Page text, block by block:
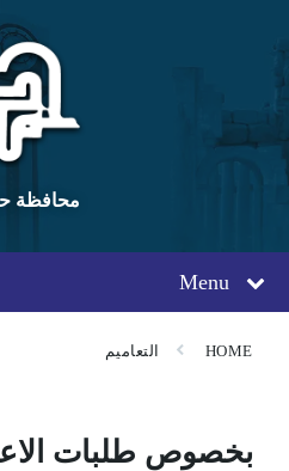
content
main
navigation
footer
محافظة
Menu
HOME التعاميم
بخصوص طلبات